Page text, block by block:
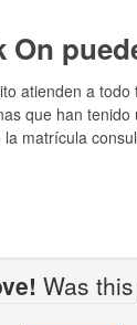
On
atienden a
que han
matrícula
Was